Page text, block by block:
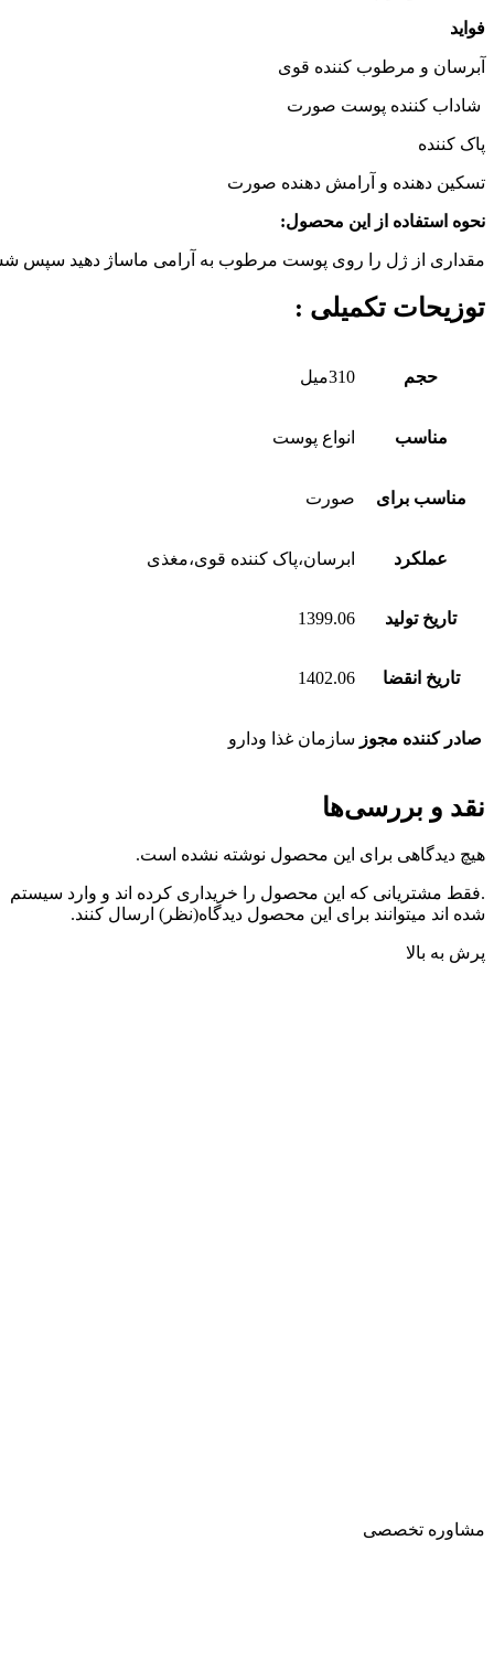
فواید
آبرسان و مرطوب کننده قوی
شاداب کننده پوست صورت
پاک کننده
تسکین دهنده و آرامش دهنده صورت
نحوه استفاده از این محصول:
مقداری از ژل را روی پوست مرطوب به آرامی ماساژ دهید سپس
توزیحات تکمیلی :
حجم 310میل
مناسب انواع پوست
مناسب برای صورت
عملکرد ابرسان،پاک کننده قوی،مغذی
تاریخ تولید 1399.06
تاریخ انقضا 1402.06
صادر کننده مجوز سازمان غذا ودارو
نقد و بررسی‌ها
هیچ دیدگاهی برای این محصول نوشته نشده است.
.فقط مشتریانی که این محصول را خریداری کرده اند و وارد سیستم
شده اند میتوانند برای این محصول دیدگاه(نظر) ارسال کنند.
پرش به بالا
مشاوره تخصصی